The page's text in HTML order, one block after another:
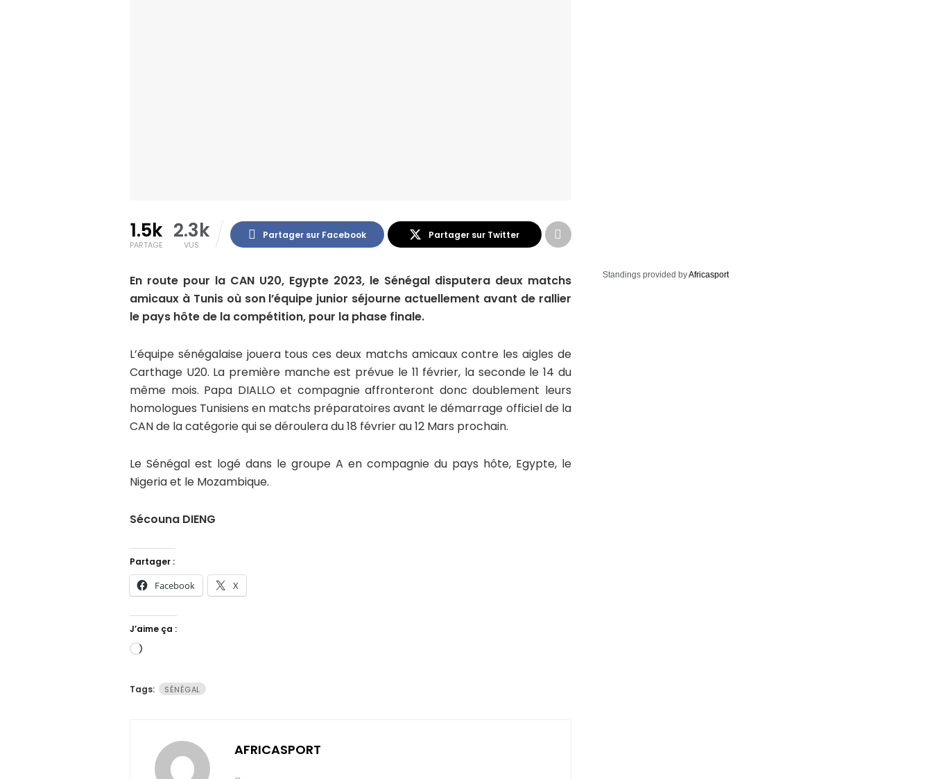
1.5k
PARTAGE
2.3k
VUS
Partager sur Facebook Partager sur Twitter
En route pour la CAN U20, Egypte 2023, le Sénégal disputera deux matchs
amicaux à Tunis où son l’équipe junior séjourne actuellement avant de rallier
le pays hôte de la compétition, pour la phase finale.
L’équipe sénégalaise jouera tous ces deux matchs amicaux contre les aigles de
Carthage U20. La première manche est prévue le 11 février, la seconde le 14 du
même mois. Papa DIALLO et compagnie affronteront donc doublement leurs
homologues Tunisiens en matchs préparatoires avant le démarrage officiel de la
CAN de la catégorie qui se déroulera du 18 février au 12 Mars prochain.
Le Sénégal est logé dans le groupe A en compagnie du pays hôte, Egypte, le
Nigeria et le Mozambique.
Sécouna DIENG
Partager :
Facebook X
J’aime ça :
Chargement…
Tags: SÉNÉGAL
AFRICASPORT
Standings provided byAfricasport